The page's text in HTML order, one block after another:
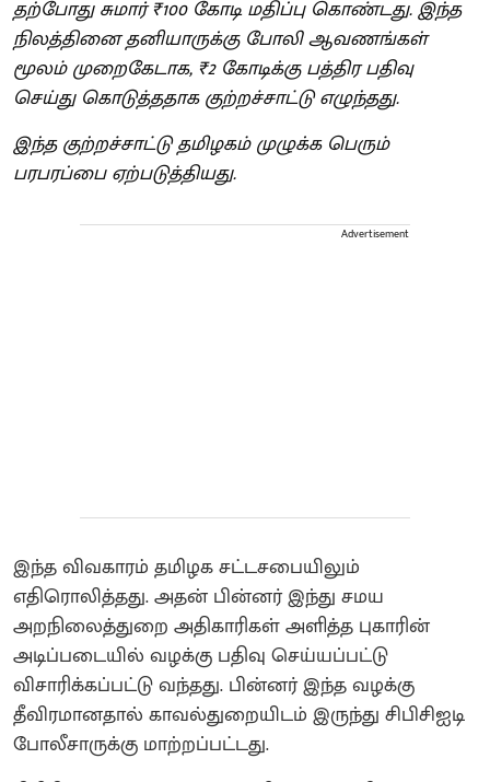
தற்போது சுமார் ₹100 கோடி மதிப்பு கொண்டது. இந்த
நிலத்தினை தனியாருக்கு போலி ஆவணங்கள்
மூலம் முறைகேடாக, ₹2 கோடிக்கு பத்திர பதிவு
செய்து கொடுத்ததாக குற்றச்சாட்டு எழுந்தது.
இந்த குற்றச்சாட்டு தமிழகம் முழுக்க பெரும்
பரபரப்பை ஏற்படுத்தியது.
Advertisement
இந்த விவகாரம் தமிழக சட்டசபையிலும்
எதிரொலித்தது. அதன் பின்னர் இந்து சமய
அறநிலைத்துறை அதிகாரிகள் அளித்த புகாரின்
அடிப்படையில் வழக்கு பதிவு செய்யப்பட்டு
விசாரிக்கப்பட்டு வந்தது. பின்னர் இந்த வழக்கு
தீவிரமானதால் காவல்துறையிடம் இருந்து சிபிசிஐடி
போலீசாருக்கு மாற்றப்பட்டது.